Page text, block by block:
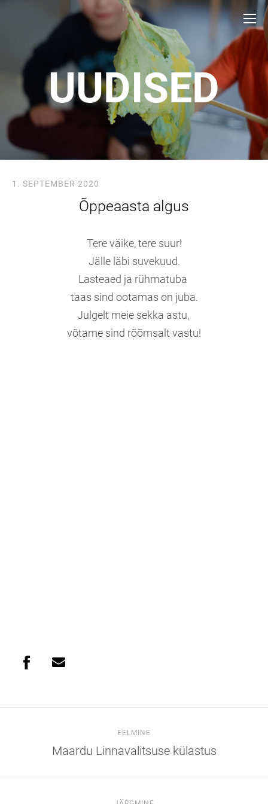
UUDISED
1. SEPTEMBER 2020
Õppeaasta algus
Tere väike, tere suur!
Jälle läbi suvekuud.
Lasteaed ja rühmatuba
taas sind ootamas on juba.
Julgelt meie sekka astu,
võtame sind rõõmsalt vastu!
EELMINE
Maardu Linnavalitsuse külastus